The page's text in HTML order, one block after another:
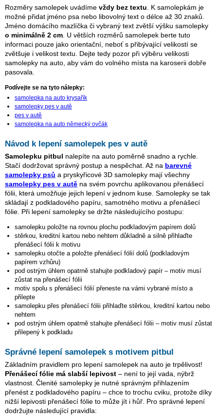
Rozměry samolepek uvádíme vždy bez textu . K samolepkám je
možné přidat jméno psa nebo libovolný text o délce až 30 znaků.
Jméno domácího mazlíčka či vybraný text zvětší výšku samolepky
o minimálně 2 cm . U větších rozměrů samolepek berte tuto
informaci pouze jako orientační, neboť s přibývající velikostí se
zvětšuje i velikost textu. Dejte tedy pozor při výběru velikosti
samolepky na auto, aby vám do volného místa na karoserii dobře
pasovala.
Podívejte se na tyto nálepky:
samolepka na auto krysařík
samolepky pes v autě
pes v autě
samolepka na auto německý ovčák
Návod k lepení samolepek pes v autě
Samolepku pitbul nalepíte na auto poměrně snadno a rychle.
Stačí dodržovat správný postup a nespěchat. Až na barevné
samolepky psů a pryskyřicové 3D samolepky mají všechny
samolepky pes v autě na svém povrchu aplikovanou přenášecí
fólii, která umožňuje jejich lepení v jednom kuse. Samolepky se tak
skládají z podkladového papíru, samotného motivu a přenášecí
fólie. Při lepení samolepky se držte následujícího postupu:
samolepku položte na rovnou plochu podkladovým papírem dolů
stěrkou, kreditní kartou nebo nehtem důkladně a silně přihlaďte
přenášecí fólii k motivu
samolepku otočte a položte přenášecí fólií dolů (podkladovým
papírem vzhůru)
pod ostrým úhlem opatrně stahujte podkladový papír – motiv musí
zůstat na přenášecí fólii
motiv spolu s přenášecí fólií přeneste na vámi vybrané místo a
přilepte
samolepku přes přenášecí fólii přihlaďte stěrkou, kreditní kartou nebo
nehtem
pod ostrým úhlem opatrně stahujte přenášecí fólii – motiv musí zůstat
přilepený k podkladu
Správné lepení samolepek s motivem pitbul
Základním pravidlem pro lepení samolepek na auto je trpělivost!
Přenášecí fólie má slabší lepivost – není to její vada, nýbrž
vlastnost. Členité samolepky je nutné správným přihlazením
přenést z podkladového papíru – chce to trochu cviku, protože díky
nižší lepivosti přenášecí fólie to může jít i hůř. Pro správné lepení
dodržujte následující pravidla: